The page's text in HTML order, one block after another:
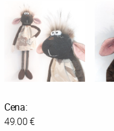
Cena:
49.00 €